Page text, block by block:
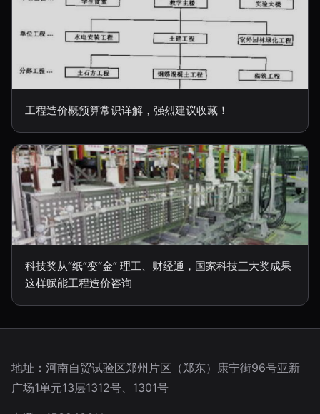
工程造价概预算常识详解，强烈建议收藏！
科技奖从“纸”变“金” 理工、财经通，国家科技三大奖成果
这样赋能工程造价咨询
地址：河南自贸试验区郑州片区（郑东）康宁街96号亚新
广场1单元13层1312号、1301号